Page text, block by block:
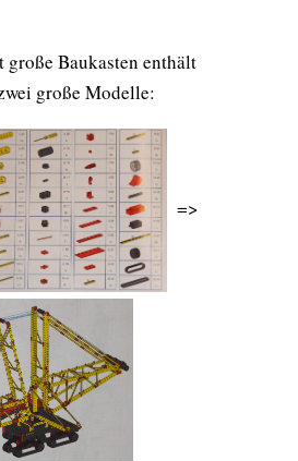
Baukasten enthält
große Modelle:
=>